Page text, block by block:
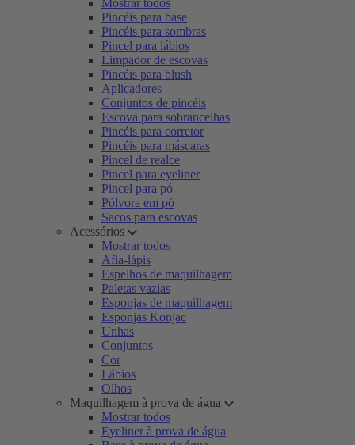
Mostrar todos
Pincéis para base
Pincéis para sombras
Pincel para lábios
Limpador de escovas
Pincéis para blush
Aplicadores
Conjuntos de pincéis
Escova para sobrancelhas
Pincéis para corretor
Pincéis para máscaras
Pincel de realce
Pincel para eyeliner
Pincel para pó
Pólvora em pó
Sacos para escovas
Acessórios
Mostrar todos
Afia-lápis
Espelhos de maquilhagem
Paletas vazias
Esponjas de maquilhagem
Esponjas Konjac
Unhas
Conjuntos
Cor
Lábios
Olhos
Maquilhagem à prova de água
Mostrar todos
Eyeliner à prova de água